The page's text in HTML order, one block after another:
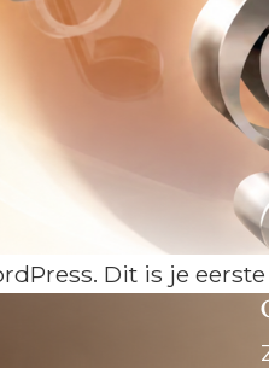
Dit is je